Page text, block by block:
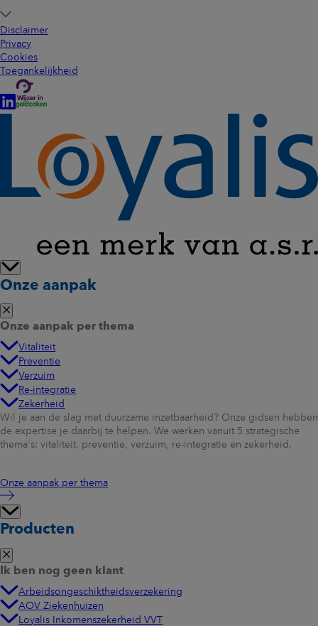
Disclaimer
Privacy
Cookies
Toegankelijkheid
Onze aanpak
Onze aanpak per thema
Vitaliteit
Preventie
Verzuim
Re-integratie
Zekerheid
Wil je aan de slag met duurzame inzetbaarheid? Onze gidsen hebben
de expertise je daarbij te helpen. We werken vanuit 5 strategische
thema's: vitaliteit, preventie, verzuim, re-integratie en zekerheid.
Onze aanpak per thema
Producten
Ik ben nog geen klant
Arbeidsongeschiktheidsverzekering
AOV Ziekenhuizen
Loyalis Inkomenszekerheid VVT